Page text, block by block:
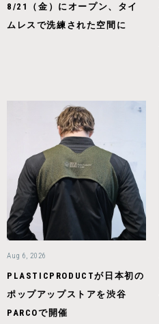
8/21（金）にオープン、タイ
ムレスで洗練された空間に
Aug 6, 2026
PLASTICPRODUCTが日本初の
ポップアップストアを渋谷
PARCOで開催